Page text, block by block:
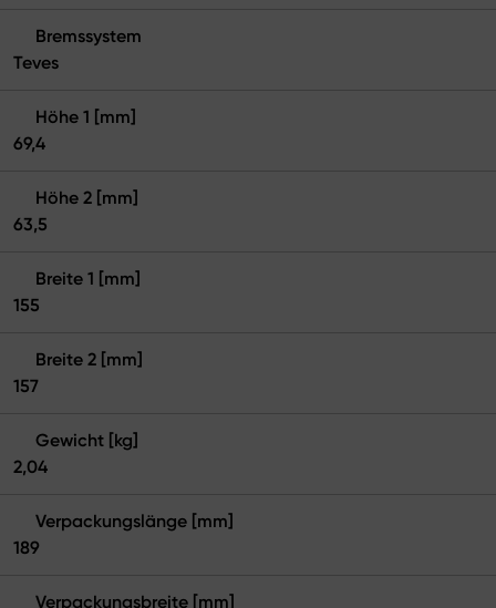
Bremssystem
Teves
Höhe 1 [mm]
69,4
Höhe 2 [mm]
63,5
Breite 1 [mm]
155
Breite 2 [mm]
157
Gewicht [kg]
2,04
Verpackungslänge [mm]
189
Verpackungsbreite [mm]